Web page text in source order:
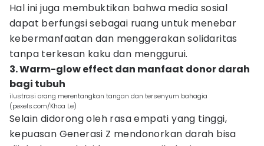
Hal ini juga membuktikan bahwa media sosial
dapat berfungsi sebagai ruang untuk menebar
kebermanfaatan dan menggerakan solidaritas
tanpa terkesan kaku dan menggurui.
3. Warm-glow effect dan manfaat donor darah
bagi tubuh
ilustrasi orang merentangkan tangan dan tersenyum bahagia
(pexels.com/Khoa Le)
Selain didorong oleh rasa empati yang tinggi,
kepuasan Generasi Z mendonorkan darah bisa